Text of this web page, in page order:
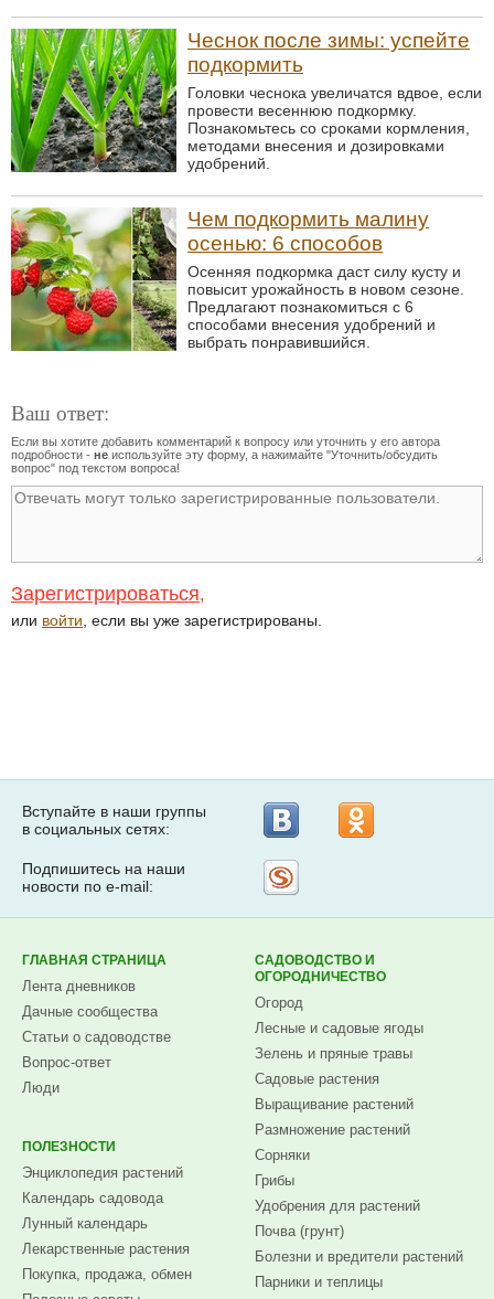
Чеснок после зимы: успейте
подкормить
Головки чеснока увеличатся вдвое, если
провести весеннюю подкормку.
Познакомьтесь со сроками кормления,
методами внесения и дозировками
удобрений.
Чем подкормить малину
осенью: 6 способов
Осенняя подкормка даст силу кусту и
повысит урожайность в новом сезоне.
Предлагают познакомиться с 6
способами внесения удобрений и
выбрать понравившийся.
Ваш ответ:
Если вы хотите добавить комментарий к вопросу или уточнить у его автора
подробности - не используйте эту форму, а нажимайте "Уточнить/обсудить
вопрос" под текстом вопроса!
Зарегистрироваться,
или войти , если вы уже зарегистрированы.
Вступайте в наши группы
в социальных сетях:
Подпишитесь на наши
новости по e-mail:
ГЛАВНАЯ СТРАНИЦА
Лента дневников
Дачные сообщества
Статьи о садоводстве
Вопрос-ответ
Люди
ПОЛЕЗНОСТИ
Энциклопедия растений
Календарь садовода
Лунный календарь
Лекарственные растения
Покупка, продажа, обмен
САДОВОДСТВО И
ОГОРОДНИЧЕСТВО
Огород
Лесные и садовые ягоды
Зелень и пряные травы
Садовые растения
Выращивание растений
Размножение растений
Сорняки
Грибы
Удобрения для растений
Почва (грунт)
Болезни и вредители растений
Парники и теплицы